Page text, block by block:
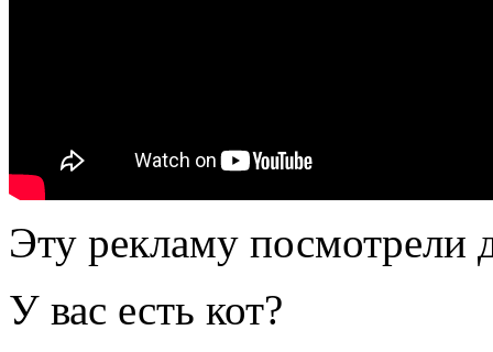
Эту рекламу посмотрели
У вас есть кот?